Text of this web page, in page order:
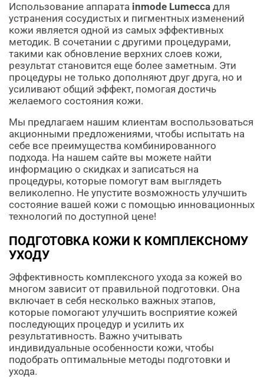
Использование аппарата inmode Lumecca для
устранения сосудистых и пигментных изменений
кожи является одной из самых эффективных
методик. В сочетании с другими процедурами,
такими как обновление верхних слоев кожи,
результат становится еще более заметным. Эти
процедуры не только дополняют друг друга, но и
усиливают общий эффект, помогая достичь
желаемого состояния кожи.
Мы предлагаем нашим клиентам воспользоваться
акционными предложениями, чтобы испытать на
себе все преимущества комбинированного
подхода. На нашем сайте вы можете найти
информацию о скидках и записаться на
процедуры, которые помогут вам выглядеть
великолепно. Не упустите возможность улучшить
состояние вашей кожи с помощью инновационных
технологий по доступной цене!
ПОДГОТОВКА КОЖИ К КОМПЛЕКСНОМУ
УХОДУ
Эффективность комплексного ухода за кожей во
многом зависит от правильной подготовки. Она
включает в себя несколько важных этапов,
которые помогают улучшить восприятие кожей
последующих процедур и усилить их
результативность. Важно учитывать
индивидуальные особенности кожи, чтобы
подобрать оптимальные методы подготовки и
ухода.